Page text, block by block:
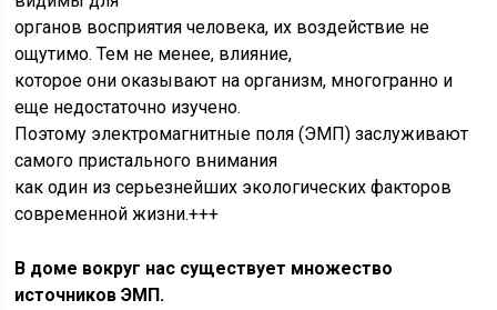
органов восприятия человека, их воздействие не
ощутимо. Тем не менее, влияние,
которое они оказывают на организм, многогранно и
еще недостаточно изучено.
Поэтому электромагнитные поля (ЭМП) заслуживают
самого пристального внимания
как один из серьезнейших экологических факторов
современной жизни.+++
В доме вокруг нас существует множество
источников ЭМП.